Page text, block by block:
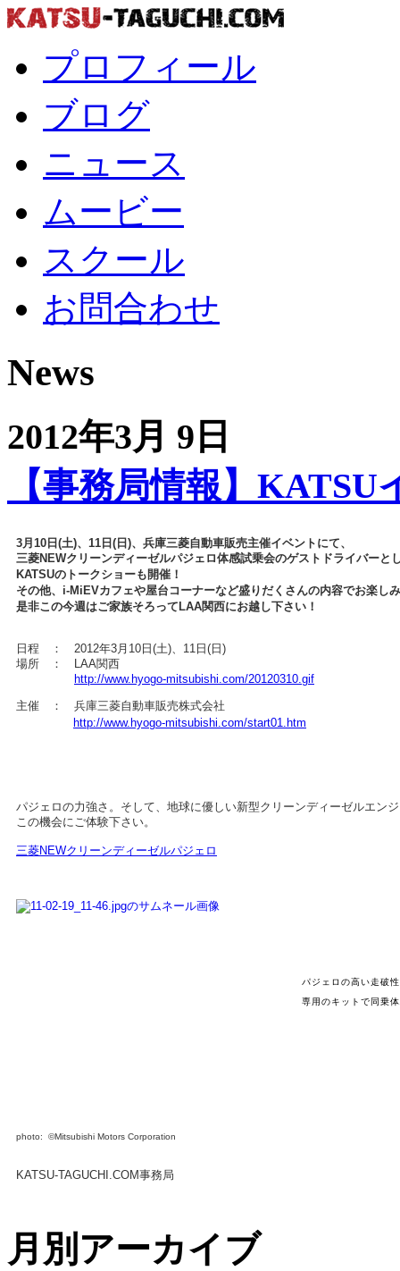
プロフィール
ブログ
ニュース
ムービー
スクール
お問合わせ
News
2012年3月 9日
【事務局情報】
3月10日(土)、11日(日)、兵庫三菱自動車販売主催イベントにて、
三菱NEWクリーンディーゼルパジェロ体感試乗会のゲストドライバーと
KATSUのトークショーも開催！
その他、i-MiEVカフェや屋台コーナーなど盛りだくさんの内容でお楽し
是非この今週はご家族そろってLAA関西にお越し下さい！
日程 ： 2012年3月10日(土)、11日(日)
場所 ： LAA関西
http://www.hyogo-mitsubishi.com/20120310.gif
主催 ： 兵庫三菱自動車販売株式会社
http://www.hyogo-mitsubishi.com/start01.htm
パジェロの力強さ。そして、地球に優しい新型クリーンディーゼルエン
この機会にご体験下さい。
三菱NEWクリーンディーゼルパジェロ
パジェロの高い走破
専用のキットで同乗
photo: ©Mitsubishi Motors Corporation
KATSU-TAGUCHI.COM事務局
月別アーカイブ